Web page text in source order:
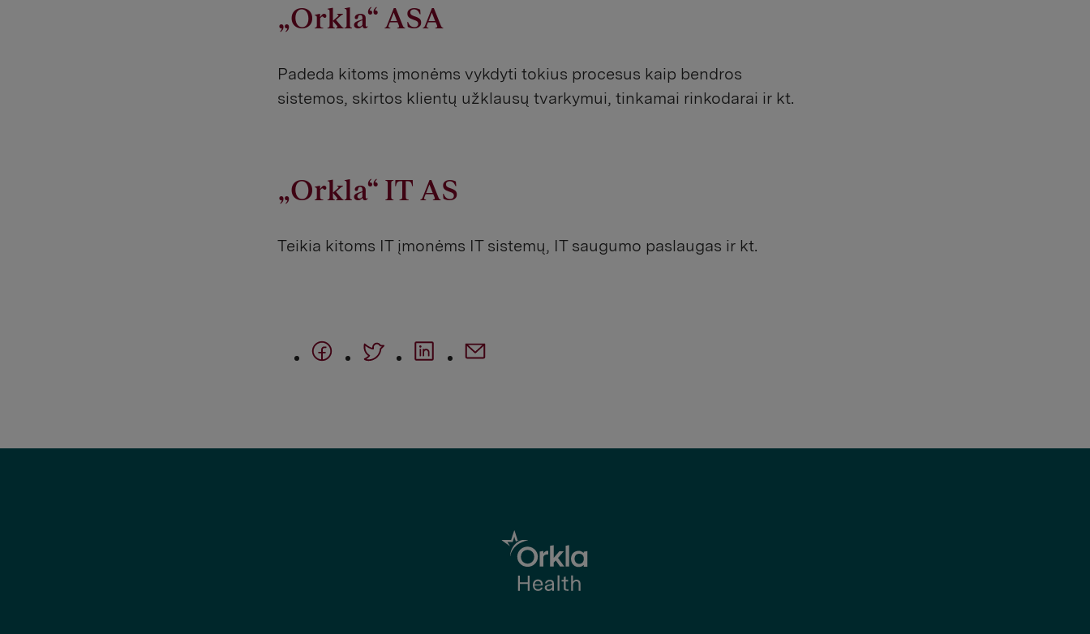
„Orkla“ ASA
Padeda kitoms įmonėms vykdyti tokius procesus kaip bendros
sistemos, skirtos klientų užklausų tvarkymui, tinkamai rinkodarai ir kt.
„Orkla“ IT AS
Teikia kitoms IT įmonėms IT sistemų, IT saugumo paslaugas ir kt.